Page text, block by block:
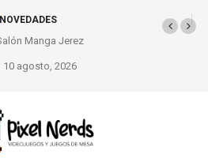
NOVEDADES
SNES Pixel Book para
los amantes de lo retro
10 agosto, 2026